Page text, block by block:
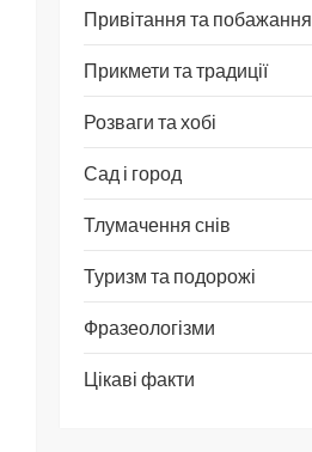
Привітання та побажання
Прикмети та традиції
Розваги та хобі
Сад і город
Тлумачення снів
Туризм та подорожі
Фразеологізми
Цікаві факти